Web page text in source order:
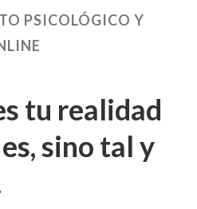
PSICOLÓGICO Y
tu realidad
sino tal y